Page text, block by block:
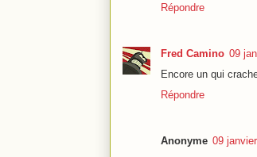
Répondre
Fred Camino 09
Encore un qui
Répondre
Anonyme 09